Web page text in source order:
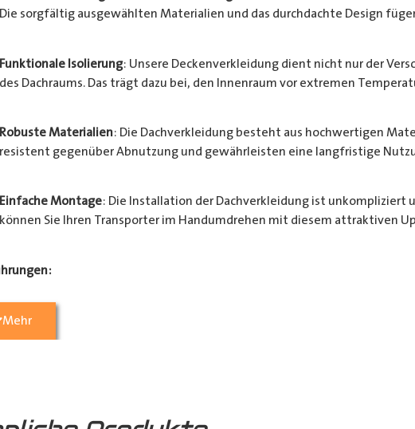
Die sorgfältig ausgewählten Materialien und das durchdachte Design
Funktionale Isolierung: Unsere Deckenverkleidung dient nicht nur der
des Dachraums. Das trägt dazu bei, den Innenraum vor extremen
Robuste Materialien: Die Dachverkleidung besteht aus hochwertigen
resistent gegenüber Abnutzung und gewährleisten eine langfristige
Einfache Montage: Die Installation der Dachverkleidung ist unkompliziert
können Sie Ihren Transporter im Handumdrehen mit diesem attraktiven
(grau) Kunststoffwabe
Mehr